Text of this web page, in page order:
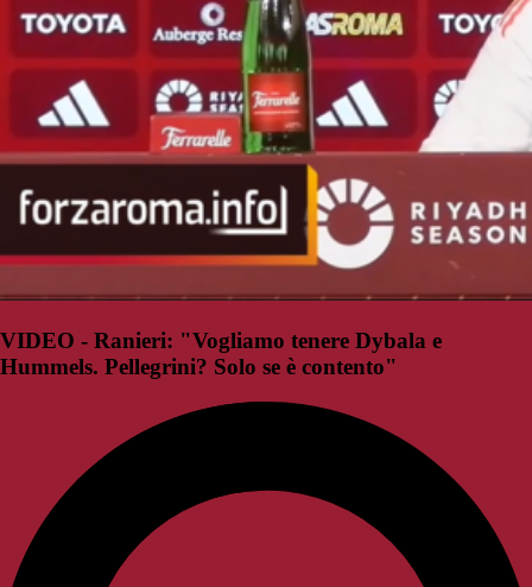
VIDEO - Ranieri: "Vogliamo tenere Dybala e
Hummels. Pellegrini? Solo se è contento"